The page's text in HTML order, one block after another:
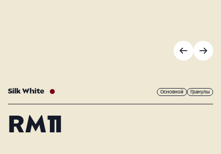
Silk White Основной Гранулы
RM11